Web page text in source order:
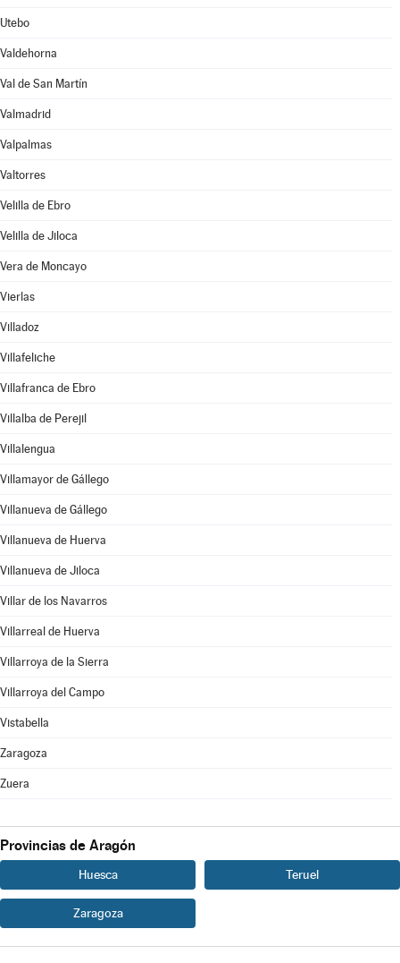
Utebo
Valdehorna
Val de San Martín
Valmadrid
Valpalmas
Valtorres
Velilla de Ebro
Velilla de Jiloca
Vera de Moncayo
Vierlas
Villadoz
Villafeliche
Villafranca de Ebro
Villalba de Perejil
Villalengua
Villamayor de Gállego
Villanueva de Gállego
Villanueva de Huerva
Villanueva de Jiloca
Villar de los Navarros
Villarreal de Huerva
Villarroya de la Sierra
Villarroya del Campo
Vistabella
Zaragoza
Zuera
Provincias de Aragón
Huesca Teruel
Zaragoza